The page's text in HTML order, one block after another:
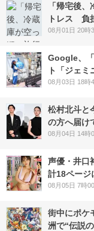
「帰宅後
トレス 負
08月01日 20時
Google、
ト「ジェ
08月03日 18時
松村北斗と
の方へ届け
08月04日 14時
声優・井口
計18ページ
08月05日 7時
街中にポケ
洲で“伝説